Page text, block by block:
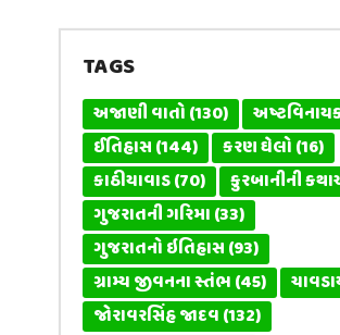
TAGS
અજાણી વાતો(130)
ઈતિહાસ(144) કરણ ઘેલો(16)
કાઠીયાવાડ(70) કુરબાનીની
ગુજરાતની ગરિમા(33)
ગુજરાતનો ઇતિહાસ(93)
ગ્રામ્ય જીવનના સ્તંભ(45)
જોરાવરસિંહ જાદવ(132)